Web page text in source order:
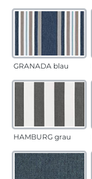
GRANADA blau
HAMBURG grau